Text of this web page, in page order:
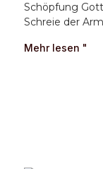
Schöpfung
Schreie der
Mehr lesen "